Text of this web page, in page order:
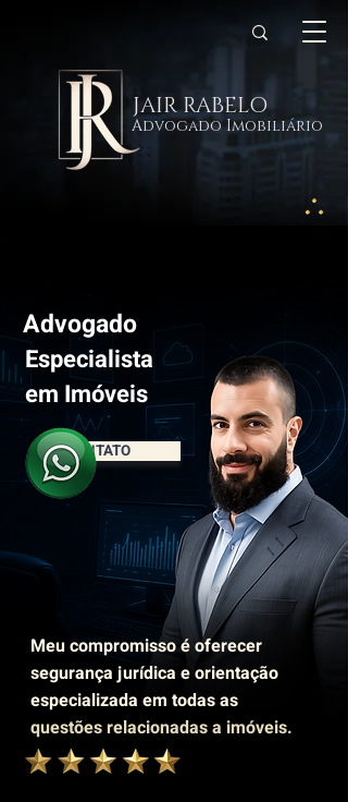
JAIR RABELO
Advogado Imobiliário
Advogado
Especialista
em Imóveis
CONTATO
Meu compromisso é oferecer
segurança jurídica e orientação
especializada em todas as
questões relacionadas a imóveis.